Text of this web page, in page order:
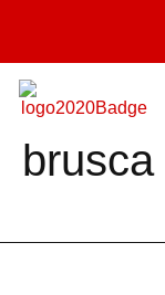
brusca